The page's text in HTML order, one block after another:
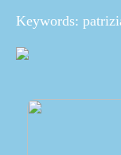
Keywords: